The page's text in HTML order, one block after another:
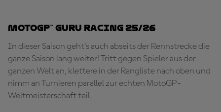
MotoGP™ Guru Racing 25/26
In dieser Saison geht's auch abseits der Rennstrecke die
ganze Saison lang weiter! Tritt gegen Spieler aus der
ganzen Welt an, klettere in der Rangliste nach oben und
nimm an Turnieren parallel zur echten MotoGP-
Weltmeisterschaft teil.